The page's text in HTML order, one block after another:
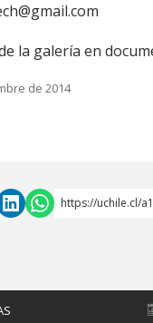
la galería en
de 2014
https://uchile.cl/